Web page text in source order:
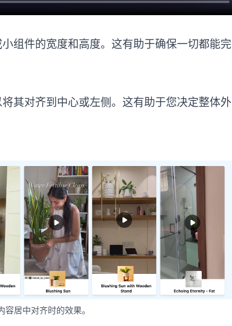
组件的宽度和高度。这有助于确保一切都能完
其对齐到中心或左侧。这有助于您决定整体外
容居中对齐时的效果。